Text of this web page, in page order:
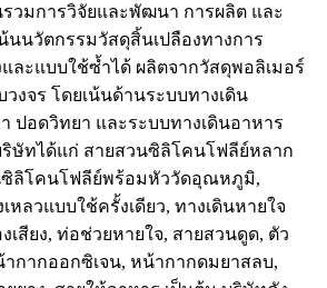
วมการวิจัยและพัฒนา การผลิต และ
นนวัตกรรมวัสดุสิ้นเปลืองทางการ
ละแบบใช้ซ้ำได้ ผลิตจากวัสดุพอลิเมอร์
จร โดยเน้นด้านระบบทางเดิน
ปอดวิทยา และระบบทางเดินอาหาร
ษัทได้แก่ สายสวนซิลิโคนโฟลีย์หลาก
ลิโคนโฟลีย์พร้อมหัววัดอุณหภูมิ,
หลวแบบใช้ครั้งเดียว, ทางเดินหายใจ
สียง, ท่อช่วยหายใจ, สายสวนดูด, ตัว
ากากออกซิเจน, หน้ากากดมยาสลบ,